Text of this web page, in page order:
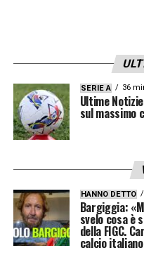
SERIE A 36
Ultime
sul massimo
HANNO DETTO
Bargiggia:
svelo cosa è
della FIGC.
calcio